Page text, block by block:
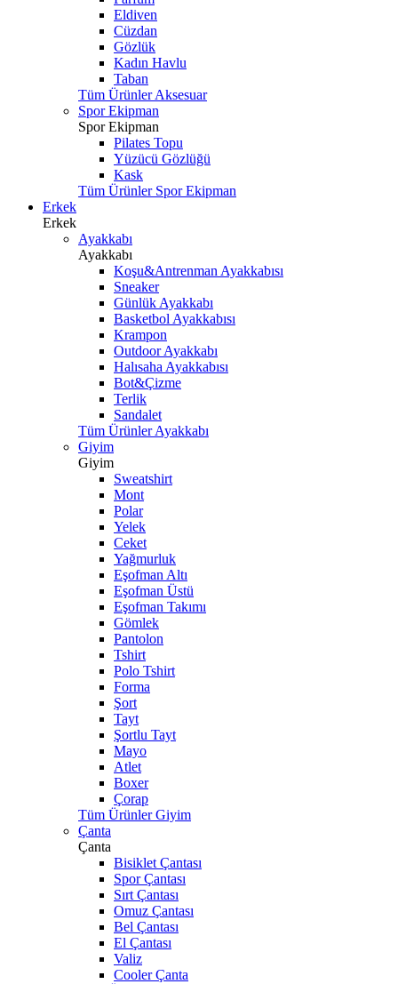
Eldiven
Cüzdan
Gözlük
Kadın Havlu
Taban
Tüm Ürünler Aksesuar
Spor Ekipman
Spor Ekipman
Pilates Topu
Yüzücü Gözlüğü
Kask
Tüm Ürünler Spor Ekipman
Erkek
Erkek
Ayakkabı
Ayakkabı
Koşu&Antrenman Ayakkabısı
Sneaker
Günlük Ayakkabı
Basketbol Ayakkabısı
Krampon
Outdoor Ayakkabı
Halısaha Ayakkabısı
Bot&Çizme
Terlik
Sandalet
Tüm Ürünler Ayakkabı
Giyim
Giyim
Sweatshirt
Mont
Polar
Yelek
Ceket
Yağmurluk
Eşofman Altı
Eşofman Üstü
Eşofman Takımı
Gömlek
Pantolon
Tshirt
Polo Tshirt
Forma
Şort
Tayt
Şortlu Tayt
Mayo
Atlet
Boxer
Çorap
Tüm Ürünler Giyim
Çanta
Çanta
Bisiklet Çantası
Spor Çantası
Sırt Çantası
Omuz Çantası
Bel Çantası
El Çantası
Valiz
Cooler Çanta